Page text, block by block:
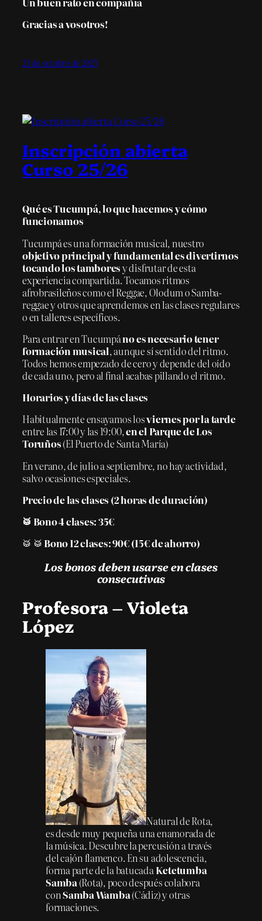
Gracias a vosotros!
23 de octubre de 2025
Inscripción abierta
Curso 25/26
Qué es Tucumpá, lo que hacemos y cómo
funcionamos
Tucumpá es una formación musical, nuestro
objetivo principal y fundamentales divertirnos
tocando los tamboresy disfrutar de esta
experiencia compartida. Tocamos ritmos
afrobrasileños como el Reggae, Olodum o Samba-
reggae y otros que aprendemos en las clases regulares
o en talleres específicos.
Para entrar en Tucumpáno es necesario tener
formación musical, aunque sí sentido del ritmo.
Todos hemos empezado de cero y depende del oído
de cada uno, pero al final acabas pillando el ritmo.
Horarios y días de las clases
Habitualmente ensayamos losviernes por la tarde
entre las 17:00 y las 19:00,en el Parque de Los
Toruños(El Puerto de Santa María)
En verano, de julio a septiembre, no hay actividad,
salvo ocasiones especiales.
Precio de las clases (2 horas de duración)
🥁 Bono 4 clases: 35€
🥁 🥁 Bono 12 clases: 90€ (15€ de ahorro)
Los bonos deben usarse en clases
consecutivas
Profesora – Violeta
López
Natural de Rota,
es desde muy pequeña una enamorada de
la música. Descubre la percusión a través
del cajón flamenco. En su adolescencia,
forma parte de la batucadaKetetumba
Samba(Rota), poco después colabora
conSamba Wamba(Cádiz) y otras
formaciones.